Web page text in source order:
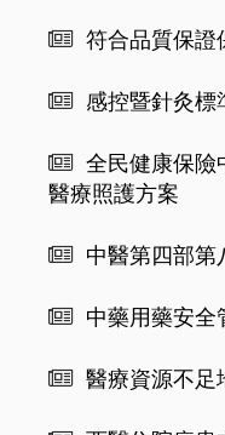
符合品質保證
感控暨針灸標
全民健康保險
醫療照護方案
中醫第四部第
中藥用藥安全
醫療資源不足